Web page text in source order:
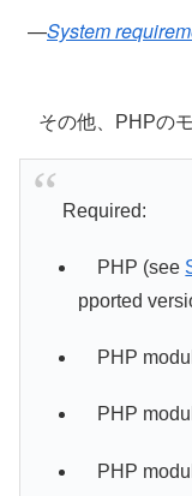
System
その他、PHPの
Required:
PHP (see
pported
PHP
PHP
PHP